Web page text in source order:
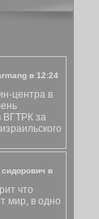
в 12:24
центра в
ВГТРК за
в
что
мир, в одно